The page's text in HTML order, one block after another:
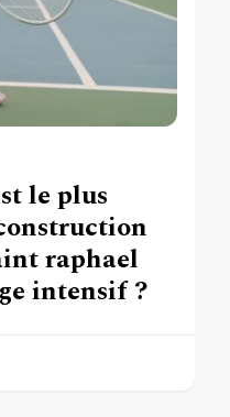
le plus
raphael
intensif ?